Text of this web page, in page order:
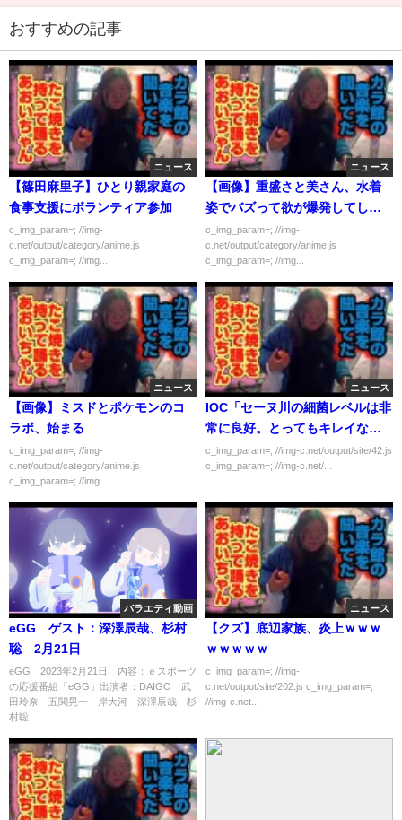
おすすめの記事
ニュース
【篠田麻里子】ひとり親家庭の
食事支援にボランティア参加
c_img_param=; //img-
c.net/output/category/anime.js
c_img_param=; //img...
ニュース
【画像】重盛さと美さん、水着
姿でバズって欲が爆発してしま
う
c_img_param=; //img-
c.net/output/category/anime.js
c_img_param=; //img...
ニュース
【画像】ミスドとポケモンのコ
ラボ、始まる
c_img_param=; //img-
c.net/output/category/anime.js
c_img_param=; //img...
ニュース
IOC「セーヌ川の細菌レベルは非
常に良好。とってもキレイな川
でしたよ？」
c_img_param=; //img-c.net/output/site/42.js
c_img_param=; //img-c.net/...
バラエティ動画
eGG ゲスト：深澤辰哉、杉村
聡 2月21日
eGG 2023年2月21日 内容：ｅスポーツ
の応援番組「eGG」出演者：DAIGO 武
田玲奈 五関晃一 岸大河 深澤辰哉 杉
村聡......
ニュース
【クズ】底辺家族、炎上ｗｗｗ
ｗｗｗｗｗ
c_img_param=; //img-
c.net/output/site/202.js c_img_param=;
//img-c.net...